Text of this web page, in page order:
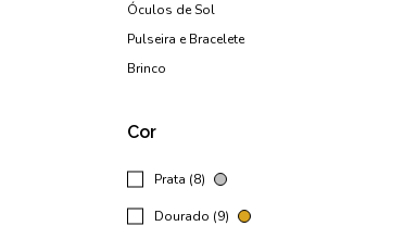
Óculos de Sol
Pulseira e Bracelete
Brinco
Cor
Prata (8)
Dourado (9)